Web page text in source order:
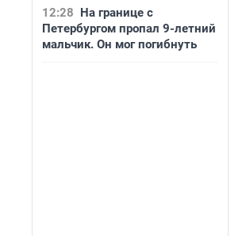
12:28 На границе с
Петербургом пропал 9-летний
мальчик. Он мог погибнуть